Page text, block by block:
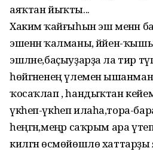
аяҡтан йыҡты...
Хакимә ҡайғыһын эш менән
эшенән ҡалманы, йәйен-
эшләне,баҫыуҙарҙа ла тир
һөйгәненең үлеменә
ҡосаҡлап , һандыҡтан
үкһеп-үкһеп илаһа,тора-
һеңгән,меңәр саҡрым ара
килгән өсмөйөшлө